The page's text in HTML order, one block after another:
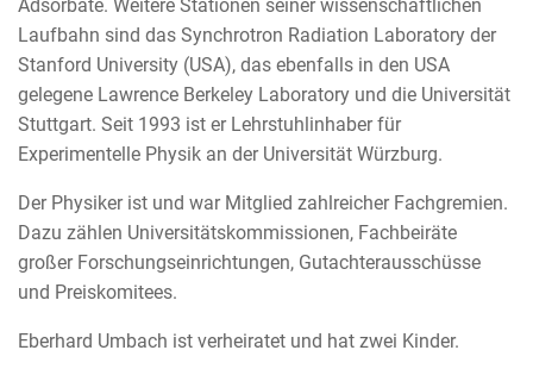
Adsorbate. Weitere Stationen seiner wissenschaftlichen
Laufbahn sind das Synchrotron Radiation Laboratory der
Stanford University (USA), das ebenfalls in den USA
gelegene Lawrence Berkeley Laboratory und die Universität
Stuttgart. Seit 1993 ist er Lehrstuhlinhaber für
Experimentelle Physik an der Universität Würzburg.
Der Physiker ist und war Mitglied zahlreicher Fachgremien.
Dazu zählen Universitätskommissionen, Fachbeiräte
großer Forschungseinrichtungen, Gutachterausschüsse
und Preiskomitees.
Eberhard Umbach ist verheiratet und hat zwei Kinder.